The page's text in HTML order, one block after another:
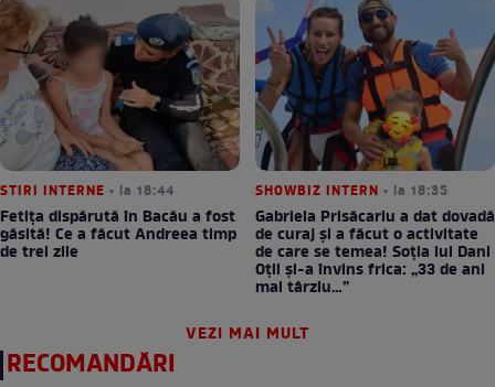
STIRI INTERNE • la 18:44
Fetița dispărută în Bacău a fost
găsită! Ce a făcut Andreea timp
de trei zile
SHOWBIZ INTERN • la 18:35
Gabriela Prisăcariu a dat dovadă
de curaj și a făcut o activitate
de care se temea! Soția lui Dani
Oțil și-a învins frica: „33 de ani
mai târziu…”
VEZI MAI MULT
RECOMANDĂRI